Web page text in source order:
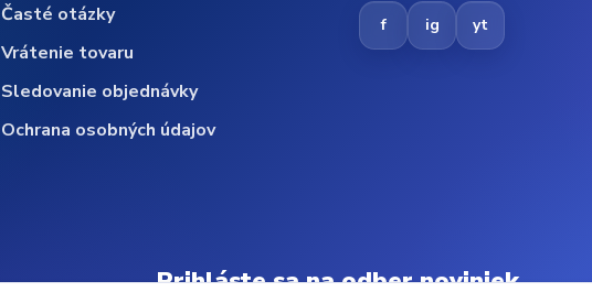
Časté otázky
Vrátenie tovaru
Sledovanie objednávky
Ochrana osobných údajov
f ig yt
Prihláste sa na odber noviniek